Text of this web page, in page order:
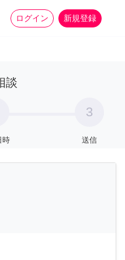
ログイン 新規登録
家事 more_horiz
談
時
3
送信